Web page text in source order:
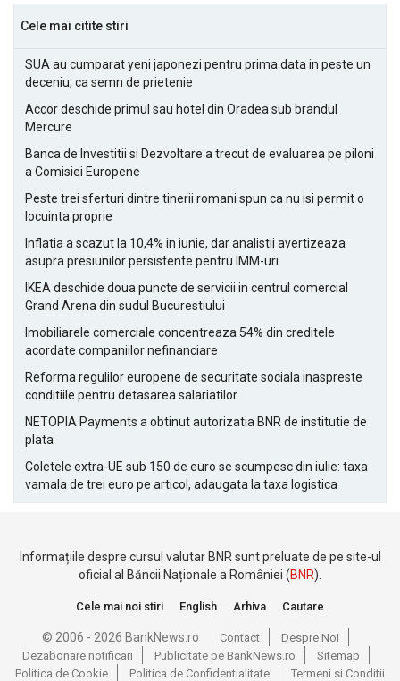
Cele mai citite stiri
SUA au cumparat yeni japonezi pentru prima data in peste un
deceniu, ca semn de prietenie
Accor deschide primul sau hotel din Oradea sub brandul
Mercure
Banca de Investitii si Dezvoltare a trecut de evaluarea pe piloni
a Comisiei Europene
Peste trei sferturi dintre tinerii romani spun ca nu isi permit o
locuinta proprie
Inflatia a scazut la 10,4% in iunie, dar analistii avertizeaza
asupra presiunilor persistente pentru IMM-uri
IKEA deschide doua puncte de servicii in centrul comercial
Grand Arena din sudul Bucurestiului
Imobiliarele comerciale concentreaza 54% din creditele
acordate companiilor nefinanciare
Reforma regulilor europene de securitate sociala inaspreste
conditiile pentru detasarea salariatilor
NETOPIA Payments a obtinut autorizatia BNR de institutie de
plata
Coletele extra-UE sub 150 de euro se scumpesc din iulie: taxa
vamala de trei euro pe articol, adaugata la taxa logistica
Informațiile despre cursul valutar BNR sunt preluate de pe site-ul
oficial al Băncii Naționale a României (BNR).
Cele mai noi stiri English Arhiva Cautare
© 2006 - 2026 BankNews.ro Contact
Despre Noi
Dezabonare notificari
Publicitate pe BankNews.ro
Sitemap
Politica de Cookie
Politica de Confidentialitate Termeni si Conditii